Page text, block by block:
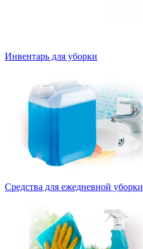
Инвентарь для уборки
Средства для ежедневной уборки